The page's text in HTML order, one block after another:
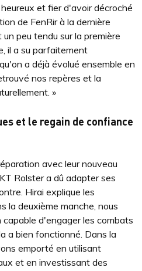
et fier d'avoir décroché
de FenRir à la dernière
peu tendu sur la première
il a su parfaitement
a déjà évolué ensemble en
nos repères et la
»
et le regain de confiance
avec leur nouveau
Rolster a dû adapter ses
Hirai explique les
la deuxième manche, nous
d'engager les combats
a bien fonctionné. Dans la
emporté en utilisant
et en investissant des